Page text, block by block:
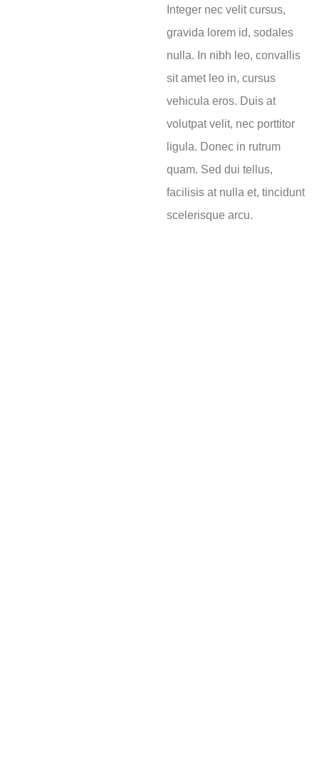
Integer nec velit cursus,
gravida lorem id, sodales
nulla. In nibh leo, convallis
sit amet leo in, cursus
vehicula eros. Duis at
volutpat velit, nec porttitor
ligula. Donec in rutrum
quam. Sed dui tellus,
facilisis at nulla et, tincidunt
scelerisque arcu.